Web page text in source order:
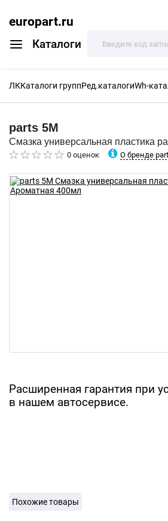
europart.ru
Каталоги
ЛККаталоги группРед.каталогиWh-
parts 5M
Смазка универсальная пластика
0 оценок О бренде
Расширенная гарантия при
в нашем автосервисе.
Похожие товары